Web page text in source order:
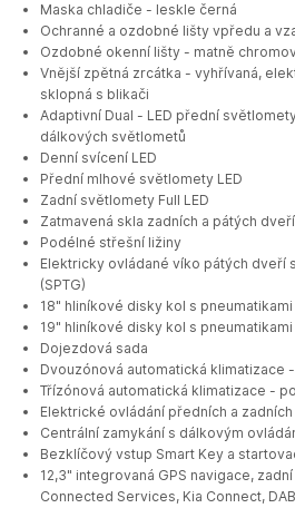
Maska chladiče - leskle černá
Ochranné a ozdobné lišty vpředu a
Ozdobné okenní lišty - matně
Vnější zpětná zrcátka - vyhřívaná,
sklopná s blikači
Adaptivní Dual - LED přední
dálkových světlometů
Denní svícení LED
Přední mlhové světlomety LED
Zadní světlomety Full LED
Zatmavená skla zadních a pátých dveří
Podélné střešní ližiny
Elektricky ovládané víko pátých dveří
(SPTG)
18" hliníkové disky kol s
19" hliníkové disky kol s
Dojezdová sada
Dvouzónová automatická klimatizace
Třízónová automatická klimatizace -
Elektrické ovládání předních a
Centrální zamykání s dálkovým
Bezklíčový vstup Smart Key a
12,3" integrovaná GPS navigace,
Connected Services, Kia Connect,